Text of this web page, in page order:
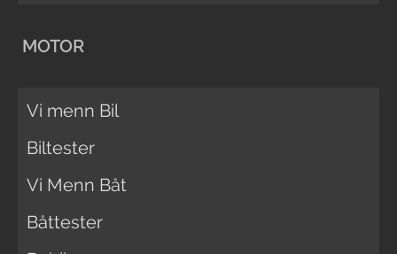
MOTOR
Vi menn Bil
Biltester
Vi Menn Båt
Båttester